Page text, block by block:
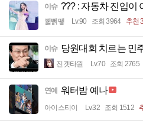
이슈 ??? : 자동차 진입이
꿻뻵뗗 Lv.90 조회 3964 추천 3
이슈 당원대회 치르는 민
진겟타원 Lv.70 조회 2765
연예 워터밤 예나
아이스티이 Lv.32 조회 1512